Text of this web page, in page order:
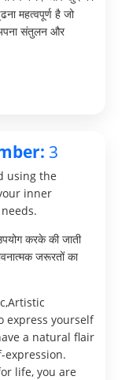
महत्वपूर्ण है जो
संतुलन और
3
using the
inner
करके की जाती
जरूरतों का
express yourself
a natural flair
expression.
life, you are